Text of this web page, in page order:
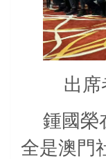
出
鍾國榮
全是澳門